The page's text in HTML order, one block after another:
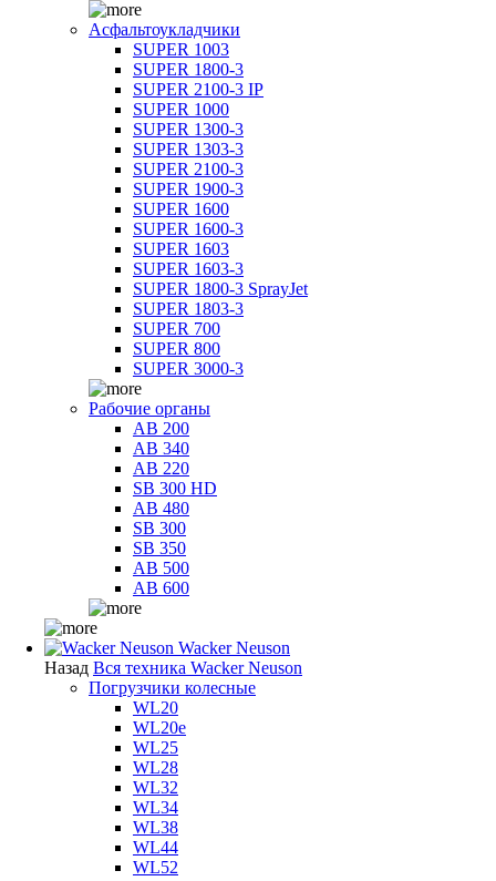
Асфальтоукладчики
SUPER 1003
SUPER 1800-3
SUPER 2100-3 IP
SUPER 1000
SUPER 1300-3
SUPER 1303-3
SUPER 2100-3
SUPER 1900-3
SUPER 1600
SUPER 1600-3
SUPER 1603
SUPER 1603-3
SUPER 1800-3 SprayJet
SUPER 1803-3
SUPER 700
SUPER 800
SUPER 3000-3
Рабочие органы
AB 200
AB 340
AB 220
SB 300 HD
AB 480
SB 300
SB 350
AB 500
AB 600
Wacker Neuson
Назад Вся техника Wacker Neuson
Погрузчики колесные
WL20
WL20e
WL25
WL28
WL32
WL34
WL38
WL44
WL52